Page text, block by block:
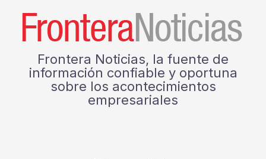
Frontera Noticias, la fuente de
información confiable y oportuna
sobre los acontecimientos
empresariales